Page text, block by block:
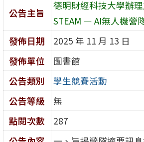
公告主旨
德明財經科技大學辦
STEAM — AI無人機營隊
發佈日期
2025 年 11 月 13 日
發佈單位
圖書館
公告類別
學生競賽活動
公告等級
無
點閱次數
287